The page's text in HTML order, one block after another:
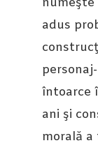
adus
întoarce
ani şi
morală a